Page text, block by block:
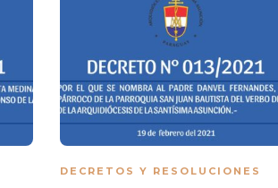
DECRETOS Y RESOLUCIONES